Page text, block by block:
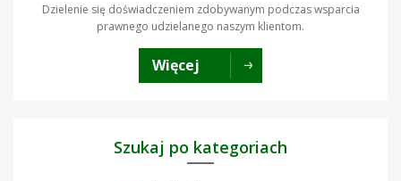
Dzielenie się doświadczeniem zdobywanym podczas wsparcia
prawnego udzielanego naszym klientom.
Więcej
Szukaj po kategoriach